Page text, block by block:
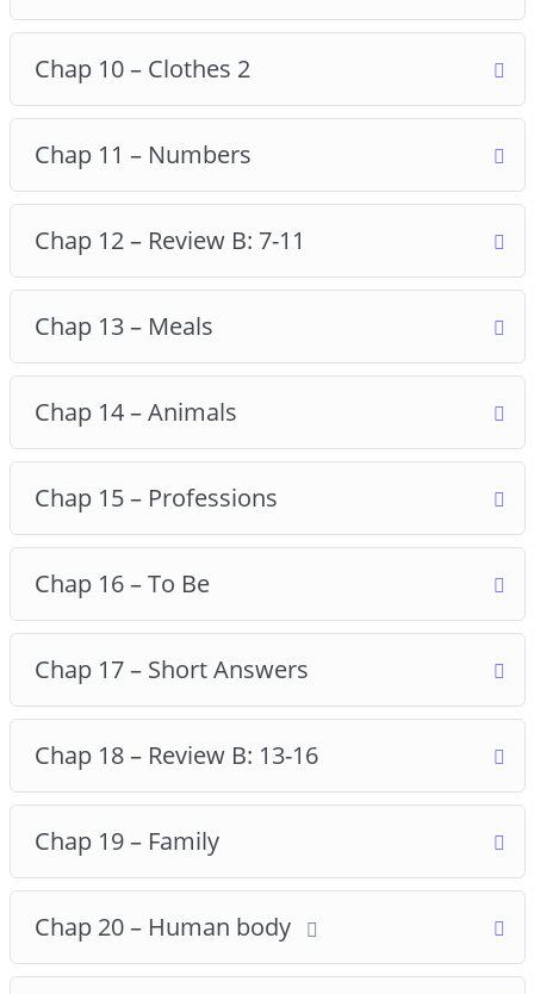
Chap 10 – Clothes 2
Chap 11 – Numbers
Chap 12 – Review B: 7-11
Chap 13 – Meals
Chap 14 – Animals
Chap 15 – Professions
Chap 16 – To Be
Chap 17 – Short Answers
Chap 18 – Review B: 13-16
Chap 19 – Family
Chap 20 – Human body